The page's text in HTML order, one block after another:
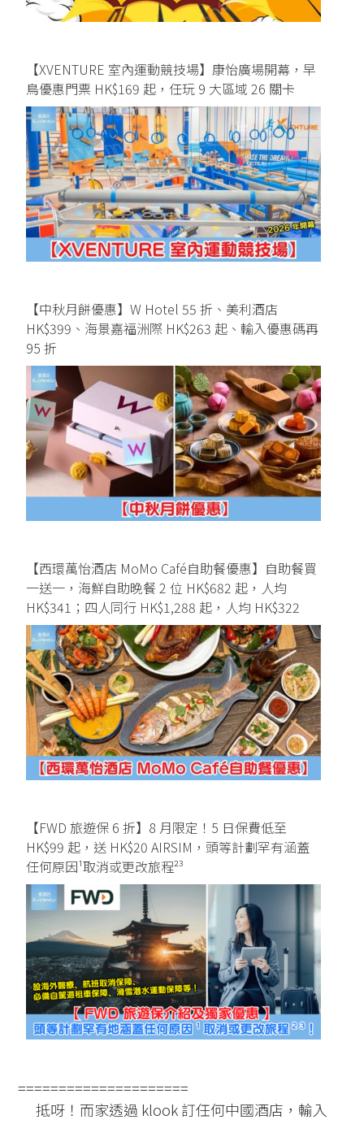
【XVENTURE 室內運動競技場】康怡廣場開幕，早
鳥優惠門票 HK$169 起，任玩 9 大區域 26 關卡
【中秋月餅優惠】W Hotel 55 折、美利酒店
HK$399、海景嘉福洲際 HK$263 起、輸入優惠碼再
95 折
【西環萬怡酒店 MoMo Café自助餐優惠】自助餐買
一送一，海鮮自助晚餐 2 位 HK$682 起，人均
HK$341；四人同行 HK$1,288 起，人均 HK$322
【FWD 旅遊保 6 折】8 月限定！5 日保費低至
HK$99 起，送 HK$20 AIRSIM，頭等計劃罕有涵蓋
任何原因¹取消或更改旅程²³
=====================
抵呀！而家透過 klook 訂任何中國酒店，輸入